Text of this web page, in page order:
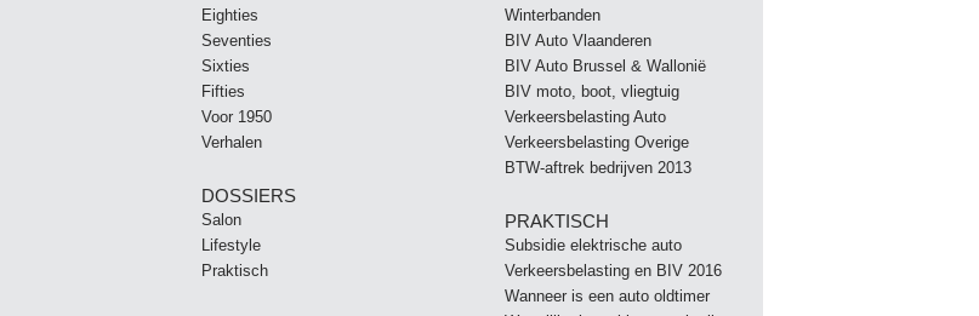
Eighties
Seventies
Sixties
Fifties
Voor 1950
Verhalen
DOSSIERS
Salon
Lifestyle
Praktisch
Winterbanden
BIV Auto Vlaanderen
BIV Auto Brussel & Wallonië
BIV moto, boot, vliegtuig
Verkeersbelasting Auto
Verkeersbelasting Overige
BTW-aftrek bedrijven 2013
PRAKTISCH
Subsidie elektrische auto
Verkeersbelasting en BIV 2016
Wanneer is een auto oldtimer